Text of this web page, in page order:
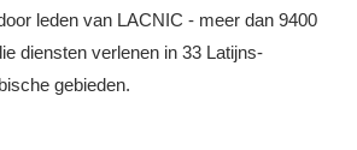
leden van LACNIC - meer dan 9400
diensten verlenen in 33 Latijns-
gebieden.